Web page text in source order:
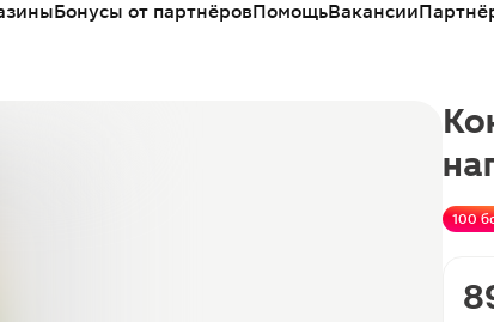
Бонусы от партнёровПомощьВакансии
100